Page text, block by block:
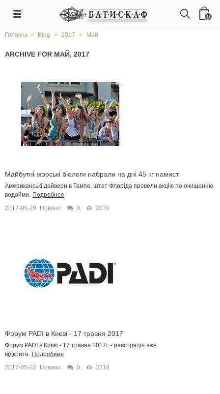
0
Головна > Blog > 2017 > Май
ARCHIVE FOR МАЙ, 2017
Майбутні морські біологи набрали на дні 45 кг намист
Американські дайвери в Тампе, штат Флоріда провели акцію по очищенню
водойми. Подробнее
2017-05-29
Новини 0 2076
Форум PADI в Києві - 17 травня 2017
Форум PADI в Києві - 17 травня 2017г. - реєстрація вже
відкрита. Подробнее
2017-05-23
Новини 0 2318